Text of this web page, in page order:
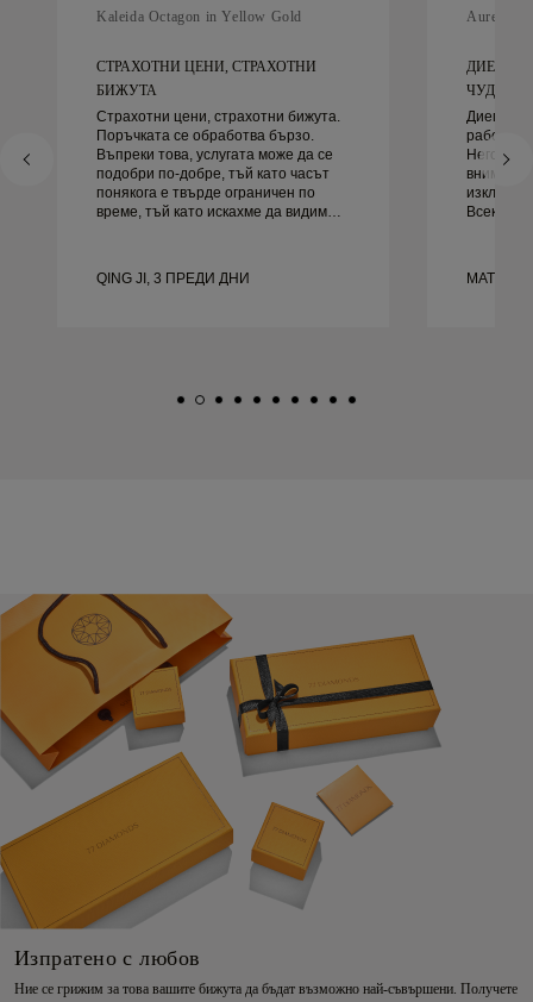
Kaleida Octagon in Yellow Gold
СТРАХОТНИ ЦЕНИ, СТРАХОТНИ
БИЖУТА
Страхотни цени, страхотни бижута.
Поръчката се обработва бързо.
Въпреки това, услугата може да се
подобри по-добре, тъй като часът
понякога е твърде ограничен по
време, тъй като искахме да видим
бижута. Жена ми е щастлива.
QING JI, 3 ПРЕДИ ДНИ
Aurelle in
ДИЕГО
ЧУДЕСЕН
Диего
работа
Всеки
го
Изпратено с любов
Ние се грижим за това вашите бижута да бъдат възможно най-съвършени. Получете